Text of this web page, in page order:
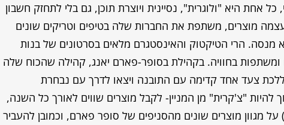
אחת היא "ולוגרית", נסיינית ויוצרת תוכן, גם בלי לתחזק חשבון
מוצרים, משתפת את החברות שלה בטיפים וטריקים שונים
מנסה. הרי הטיקטוק והאינסטגרם מלאים בסרטונים של בנות
בחוויה. בקהילת בסופר-פארם יאנג, קהילה שהכוח שלה
צעד אחד קדימה עם התובנה ויצאו לדרך עם נבחרת
"צ'קרית" מן המניין- לקבל מוצרים שווים לאורך כל השנה,
מגוון מוצרים שונים מהסניפים של סופר פארם, וכמובן להעביר